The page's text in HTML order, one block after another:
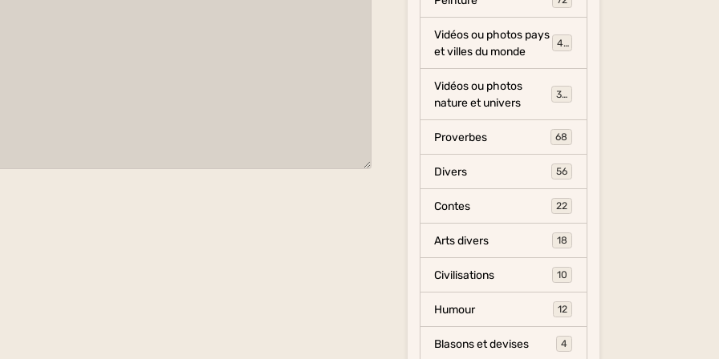
Vidéos ou photos pays
et villes du monde
454
Vidéos ou photos
nature et univers
325
Proverbes 68
Divers 56
Contes 22
Arts divers 18
Civilisations 10
Humour 12
Blasons et devises 4